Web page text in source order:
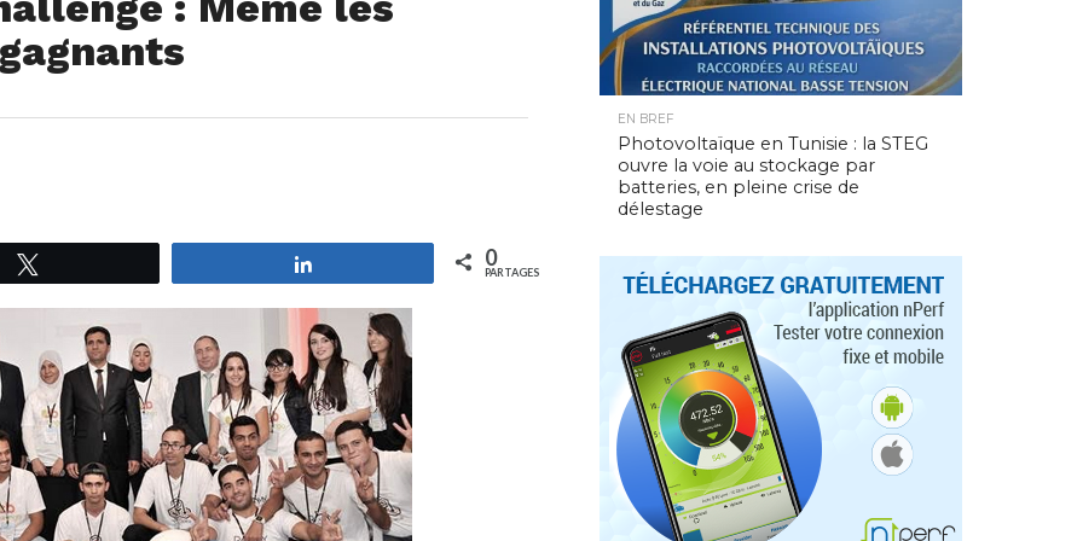
0
PARTAGES
EN BREF
Photovoltaïque en Tunisie : la STEG
ouvre la voie au stockage par
batteries, en pleine crise de
délestage